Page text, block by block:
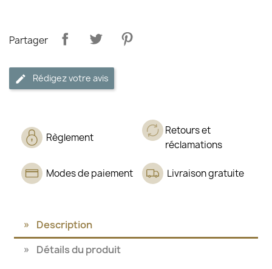
Partager
Rédigez votre avis
Règlement
Retours et
réclamations
Modes de paiement Livraison gratuite
Description
Détails du produit